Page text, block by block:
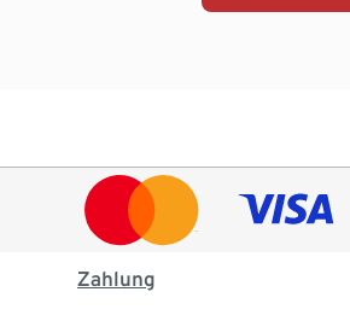
Zahlung